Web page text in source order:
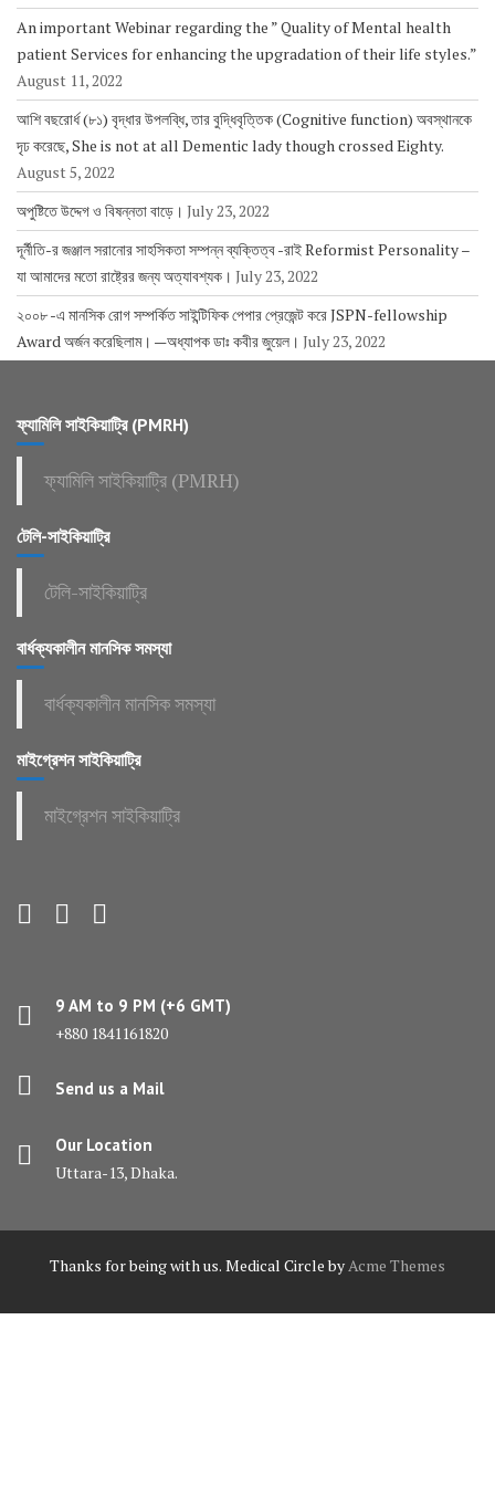
An important Webinar regarding the ” Quality of Mental health
patient Services for enhancing the upgradation of their life styles.”
August 11, 2022
আশি বছরোর্ধ (৮১) বৃদ্ধার উপলব্ধি, তার বুদ্ধিবৃত্তিক (Cognitive function) অবস্থানকে
দৃঢ করেছে, She is not at all Dementic lady though crossed Eighty.
August 5, 2022
অপুষ্টিতে উদ্দেগ ও বিষন্নতা বাড়ে। July 23, 2022
দূর্নীতি-র জঞ্জাল সরানোর সাহসিকতা সম্পন্ন ব্যক্তিত্ব -রাই Reformist Personality –
যা আমাদের মতো রাষ্ট্রের জন্য অত্যাবশ্যক। July 23, 2022
২০০৮ -এ মানসিক রোগ সম্পর্কিত সাইন্টিফিক পেপার প্রেজেন্ট করে JSPN-fellowship
Award অর্জন করেছিলাম। —অধ্যাপক ডাঃ কবীর জুয়েল। July 23, 2022
ফ্যামিলি সাইকিয়াট্রি (PMRH)
ফ্যামিলি সাইকিয়াট্রি (PMRH)
টেলি-সাইকিয়াট্রি
টেলি-সাইকিয়াট্রি
বার্ধক্যকালীন মানসিক সমস্যা
বার্ধক্যকালীন মানসিক সমস্যা
মাইগ্রেশন সাইকিয়াট্রি
মাইগ্রেশন সাইকিয়াট্রি
9 AM to 9 PM (+6 GMT)
+880 1841161820
Send us a Mail
Our Location
Uttara-13, Dhaka.
Thanks for being with us. Medical Circle byAcme Themes